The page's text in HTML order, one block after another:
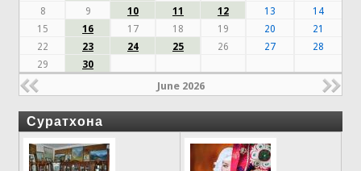
8
9 10 11 12 13
14
15
16 17 18 19 20
21
22
23 24 25 26 27
28
29
30
June 2026
Суратхона